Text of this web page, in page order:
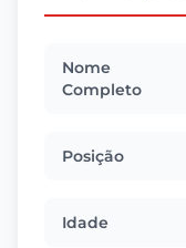
Nome
Completo
Posição
Idade